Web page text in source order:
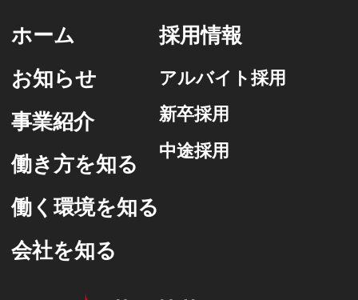
ホーム
お知らせ
事業紹介
働き方を知る
働く環境を知る
会社を知る
採用情報
アルバイト採用
新卒採用
中途採用